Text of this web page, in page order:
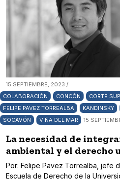
15 SEPTIEMBRE, 2023 /
COLABORACIÓN
CONCÓN
CORTE
FELIPE PAVEZ TORREALBA
KANDINSKY
SOCAVÓN
VIÑA DEL MAR 15
La necesidad de
ambiental y el derecho
Por: Felipe Pavez Torrealba, jefe
Escuela de Derecho de la